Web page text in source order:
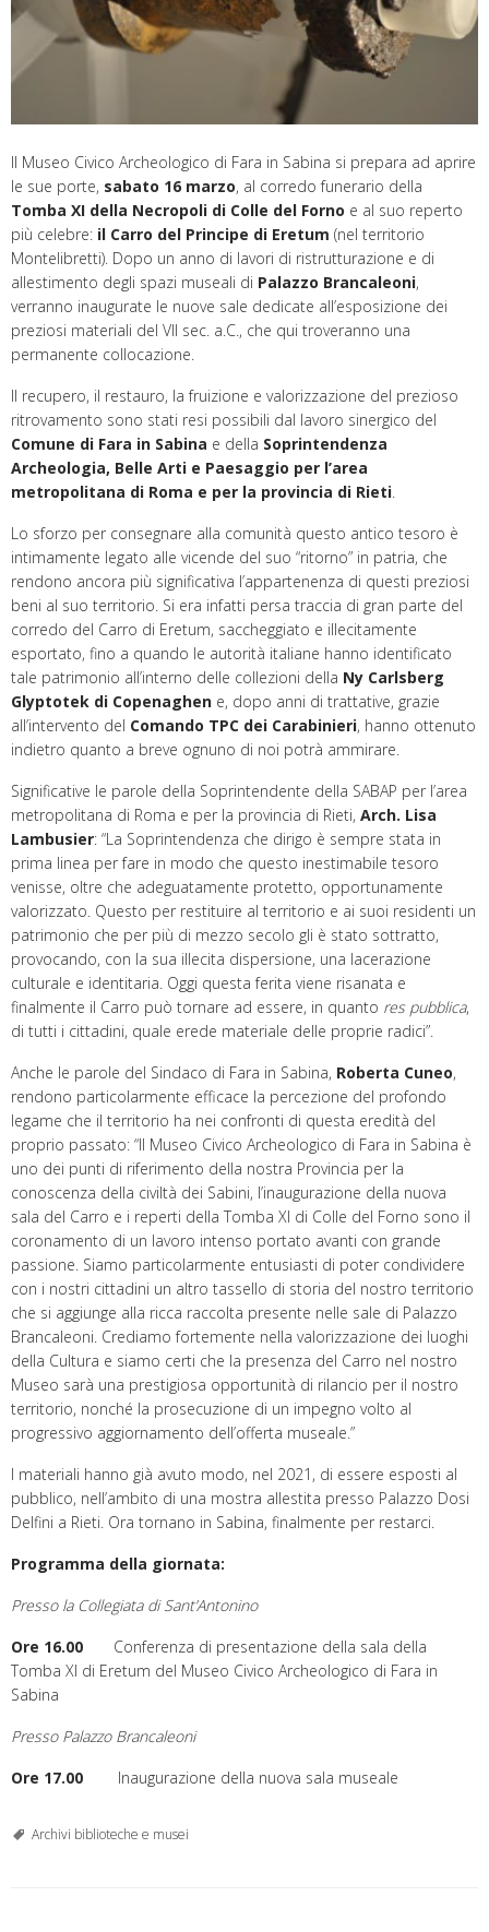
Il Museo Civico Archeologico di Fara in Sabina si prepara ad aprire
le sue porte, sabato 16 marzo, al corredo funerario della
Tomba XI della Necropoli di Colle del Forno e al suo reperto
più celebre: il Carro del Principe di Eretum (nel territorio
Montelibretti). Dopo un anno di lavori di ristrutturazione e di
allestimento degli spazi museali di Palazzo Brancaleoni,
verranno inaugurate le nuove sale dedicate all’esposizione dei
preziosi materiali del VII sec. a.C., che qui troveranno una
permanente collocazione.
Il recupero, il restauro, la fruizione e valorizzazione del prezioso
ritrovamento sono stati resi possibili dal lavoro sinergico del
Comune di Fara in Sabina e della Soprintendenza
Archeologia, Belle Arti e Paesaggio per l’area
metropolitana di Roma e per la provincia di Rieti.
Lo sforzo per consegnare alla comunità questo antico tesoro è
intimamente legato alle vicende del suo “ritorno” in patria, che
rendono ancora più significativa l’appartenenza di questi preziosi
beni al suo territorio. Si era infatti persa traccia di gran parte del
corredo del Carro di Eretum, saccheggiato e illecitamente
esportato, fino a quando le autorità italiane hanno identificato
tale patrimonio all’interno delle collezioni della Ny Carlsberg
Glyptotek di Copenaghen e, dopo anni di trattative, grazie
all’intervento del Comando TPC dei Carabinieri, hanno ottenuto
indietro quanto a breve ognuno di noi potrà ammirare.
Significative le parole della Soprintendente della SABAP per l’area
metropolitana di Roma e per la provincia di Rieti, Arch. Lisa
Lambusier: “La Soprintendenza che dirigo è sempre stata in
prima linea per fare in modo che questo inestimabile tesoro
venisse, oltre che adeguatamente protetto, opportunamente
valorizzato. Questo per restituire al territorio e ai suoi residenti un
patrimonio che per più di mezzo secolo gli è stato sottratto,
provocando, con la sua illecita dispersione, una lacerazione
culturale e identitaria. Oggi questa ferita viene risanata e
finalmente il Carro può tornare ad essere, in quanto res pubblica,
di tutti i cittadini, quale erede materiale delle proprie radici”.
Anche le parole del Sindaco di Fara in Sabina, Roberta Cuneo,
rendono particolarmente efficace la percezione del profondo
legame che il territorio ha nei confronti di questa eredità del
proprio passato: “Il Museo Civico Archeologico di Fara in Sabina è
uno dei punti di riferimento della nostra Provincia per la
conoscenza della civiltà dei Sabini, l’inaugurazione della nuova
sala del Carro e i reperti della Tomba XI di Colle del Forno sono il
coronamento di un lavoro intenso portato avanti con grande
passione. Siamo particolarmente entusiasti di poter condividere
con i nostri cittadini un altro tassello di storia del nostro territorio
che si aggiunge alla ricca raccolta presente nelle sale di Palazzo
Brancaleoni. Crediamo fortemente nella valorizzazione dei luoghi
della Cultura e siamo certi che la presenza del Carro nel nostro
Museo sarà una prestigiosa opportunità di rilancio per il nostro
territorio, nonché la prosecuzione di un impegno volto al
progressivo aggiornamento dell’offerta museale.”
I materiali hanno già avuto modo, nel 2021, di essere esposti al
pubblico, nell’ambito di una mostra allestita presso Palazzo Dosi
Delfini a Rieti. Ora tornano in Sabina, finalmente per restarci.
Programma della giornata:
Presso la Collegiata di Sant’Antonino
Ore 16.00 Conferenza di presentazione della sala della
Tomba XI di Eretum del Museo Civico Archeologico di Fara in
Sabina
Presso Palazzo Brancaleoni
Ore 17.00 Inaugurazione della nuova sala museale
Archivi biblioteche e musei